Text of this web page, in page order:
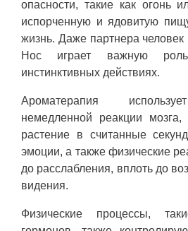
опасности, такие как огонь
испорченную и ядовитую
жизнь. Даже партнера человек
Нос играет важную
инстинктивных действиях.
Ароматерапия
немедленной реакции
растение в считанные
эмоции, а также физические
до расслабления, вплоть до
видения.
Физические процессы,